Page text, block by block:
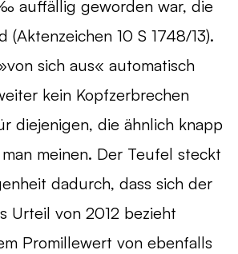
auffällig geworden war, die
10 S 1748/13).
sich aus« automatisch
kein Kopfzerbrechen
diejenigen, die ähnlich knapp
meinen. Der Teufel steckt
dadurch, dass sich der
Urteil von 2012 bezieht
Promillewert von ebenfalls